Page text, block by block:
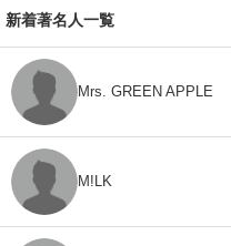
新着著名人一覧
Mrs. GREEN APPLE
M!LK